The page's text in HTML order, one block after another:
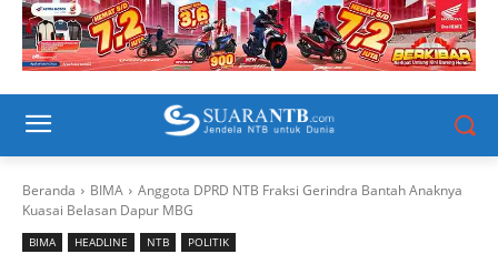
Beranda BIMA
Anggota DPRD NTB Fraksi Gerindra Bantah Anaknya
Kuasai Belasan Dapur MBG
BIMA HEADLINE NTB POLITIK